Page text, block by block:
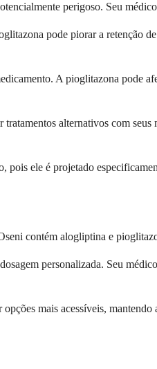
perigoso. Seu
pode piorar a retenção
A pioglitazona pode
alternativos com
pois ele é projetado
contém alogliptina e
personalizada. Seu
mais acessíveis,